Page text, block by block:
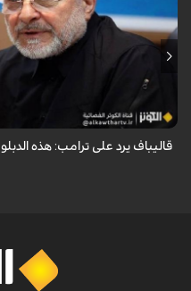
أكد رئيس مجلس الشورى الإسلامي
والتهديدات المتكررة لم تعد تُجدي
قاليباف يرد على ترامب: هذه